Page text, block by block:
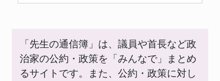
「先生の通信簿」は、議員や首長など政
治家の公約・政策を「みんなで」まとめ
るサイトです。また、公約・政策に対し